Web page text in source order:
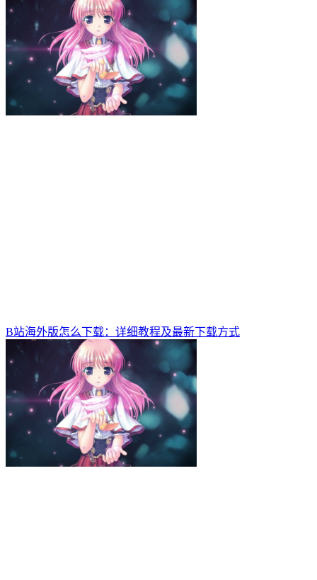
B站海外版怎么下载：详细教程及最新下载方式